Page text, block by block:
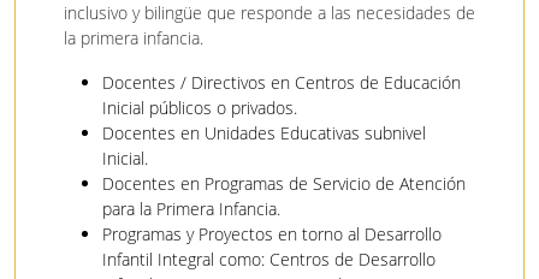
inclusivo y bilingüe que responde a las necesidades de
la primera infancia.
Docentes / Directivos en Centros de Educación
Inicial públicos o privados.
Docentes en Unidades Educativas subnivel
Inicial.
Docentes en Programas de Servicio de Atención
para la Primera Infancia.
Programas y Proyectos en torno al Desarrollo
Infantil Integral como: Centros de Desarrollo